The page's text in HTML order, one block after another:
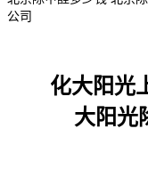
公司
化大阳光
大阳光